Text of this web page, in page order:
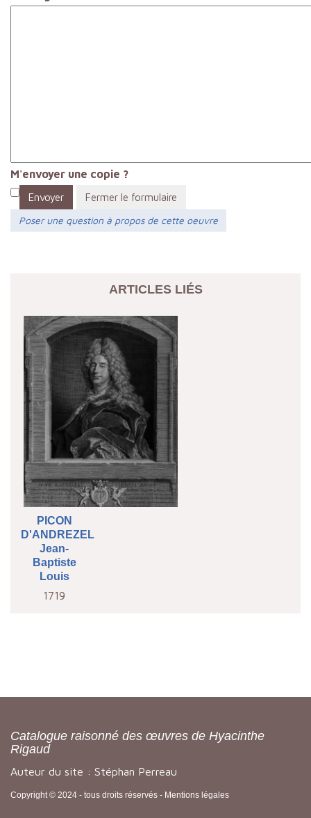
M'envoyer une copie ?
Envoyer
Fermer le formulaire
Poser une question à propos de cette oeuvre
ARTICLES LIÉS
PICON
D'ANDREZEL
Jean-
Baptiste
Louis
1719
Catalogue raisonné des œuvres de Hyacinthe
Rigaud
Auteur du site : Stéphan Perreau
Copyright © 2024 - tous droits réservés - Mentions légales